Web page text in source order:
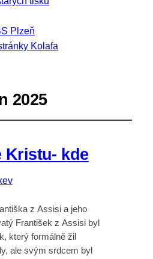
Plzeň
Kolafa
2025
Kristu- kde
z Assisi a jeho
František z Assisi byl
který formálně žil
ale svým srdcem byl